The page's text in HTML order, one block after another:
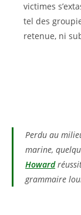
victimes
tel des
retenue, ni
Perdu au
marine,
Howard
grammaire